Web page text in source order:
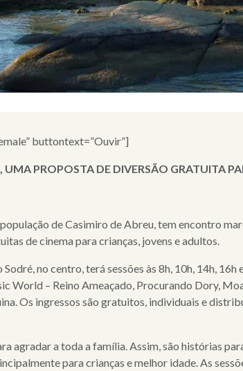
buttontext=”Ouvir”]
UMA PROPOSTA DE DIVERSÃO GRATUITA
de Casimiro de Abreu,tem encontro
de cinema para crianças, jovens e adultos.
Sodré, no centro,terá sessões às 8h, 10h, 14h,
World – Reino Ameaçado, Procurando Dory,
Os ingressos são gratuitos, individuais e
agradar a toda a família. Assim, são histórias
para crianças e melhor idade. As